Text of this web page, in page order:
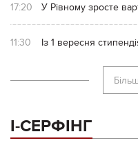
17:20 У Рівному зросте
11:30 Із 1 вересня
І-СЕРФІНГ